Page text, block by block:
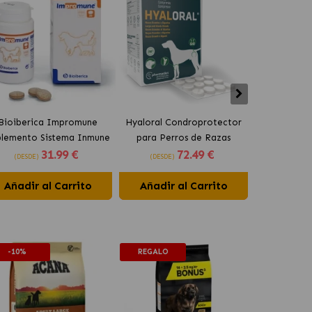
Bioiberica Impromune
Sistema Inmune
para Perros y Gatos
(DESDE) 31.99 €
Añadir al Carrito
Hyaloral Condroprotector
para Perros de Razas
Grandes Pharmadiet
(DESDE) 72.49 €
Añadir al Carrito
-10% REGALO